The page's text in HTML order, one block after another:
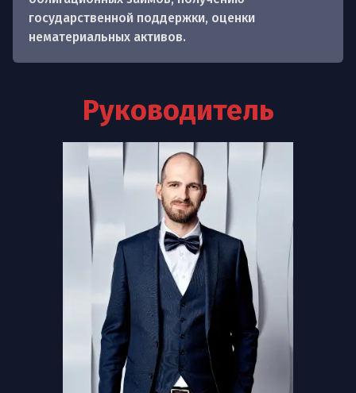
государственной поддержки, оценки
нематериальных активов.
Руководитель